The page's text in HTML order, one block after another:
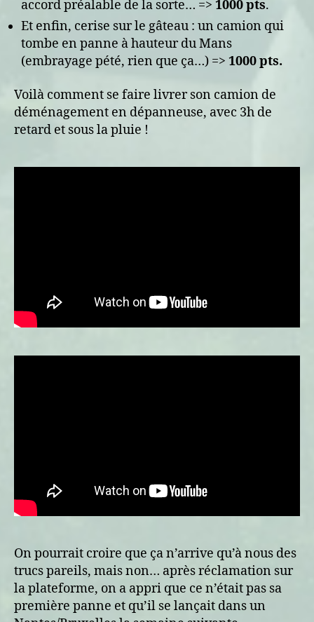
accord préalable de la sorte… => 1000 pts.
Et enfin, cerise sur le gâteau : un camion qui
tombe en panne à hauteur du Mans
(embrayage pété, rien que ça…) => 1000 pts.
Voilà comment se faire livrer son camion de
déménagement en dépanneuse, avec 3h de
retard et sous la pluie !
On pourrait croire que ça n’arrive qu’à nous des
trucs pareils, mais non… après réclamation sur
la plateforme, on a appri que ce n’était pas sa
première panne et qu’il se lançait dans un